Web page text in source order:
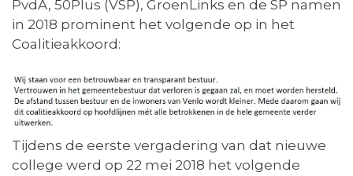
PvdA, 50Plus (VSP), GroenLinks en de SP namen
in 2018 prominent het volgende op in het
Coalitieakkoord:
Tijdens de eerste vergadering van dat nieuwe
college werd op 22 mei 2018 het volgende